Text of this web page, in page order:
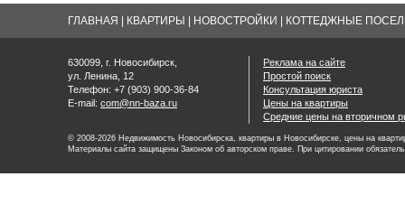
ГЛАВНАЯ КВАРТИРЫ НОВОСТРОЙКИ КОТТЕДЖНЫЕ
630099, г. Новосибирск,
ул. Ленина, 12
Телефон: +7 (903) 900-36-84
E-mail: com@nn-baza.ru
Реклама на сайте
Простой поиск
Консультация юриста
Цены на квартиры
Средние цены на вторичном
© 2008-2026 Недвижимость Новосибирска, квартиры в Новосибирске, цены на
Материалы сайта защищены Законом об авторском праве. При цитировании